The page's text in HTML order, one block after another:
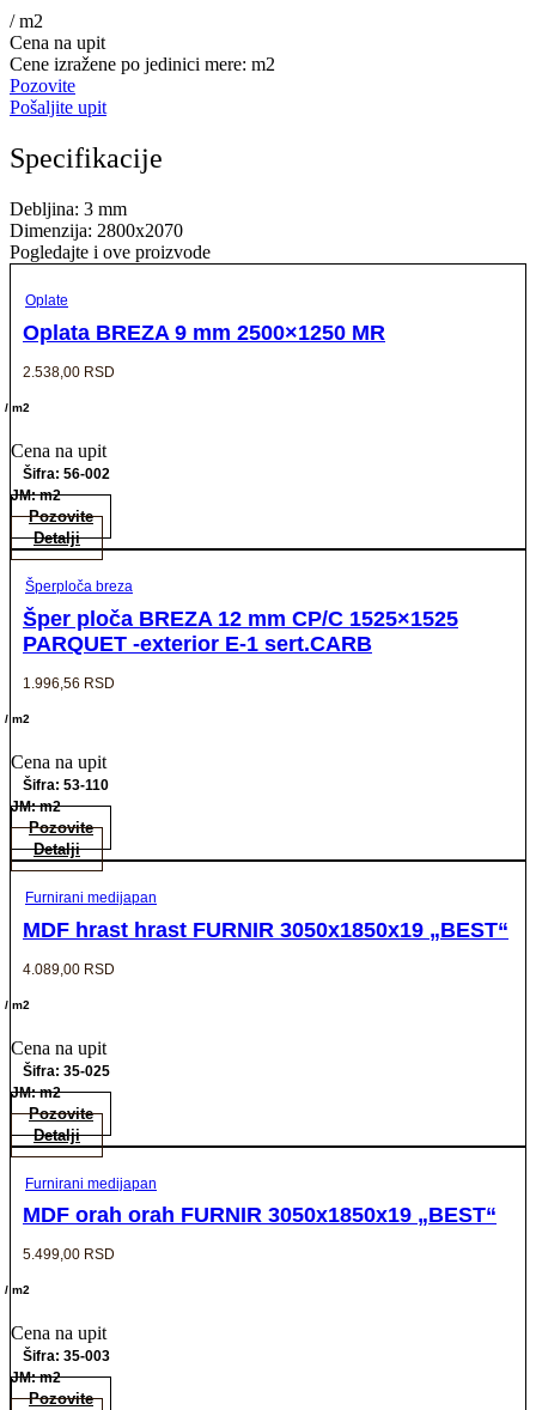
/ m2
Cena na upit
Cene izražene po jedinici mere: m2
Pozovite
Pošaljite upit
Specifikacije
Debljina: 3 mm
Dimenzija: 2800x2070
Pogledajte i ove proizvode
Oplate
Oplata BREZA 9 mm 2500×1250 MR
2.538,00 RSD
/ m2
Cena na upit
Šifra: 56-002
JM: m2
Pozovite
Detalji
Šperploča breza
Šper ploča BREZA 12 mm CP/C 1525×1525
PARQUET -exterior E-1 sert.CARB
1.996,56 RSD
/ m2
Cena na upit
Šifra: 53-110
JM: m2
Pozovite
Detalji
Furnirani medijapan
MDF hrast hrast FURNIR 3050x1850x19 „BEST“
4.089,00 RSD
/ m2
Cena na upit
Šifra: 35-025
JM: m2
Pozovite
Detalji
Furnirani medijapan
MDF orah orah FURNIR 3050x1850x19 „BEST“
5.499,00 RSD
/ m2
Cena na upit
Šifra: 35-003
JM: m2
Pozovite